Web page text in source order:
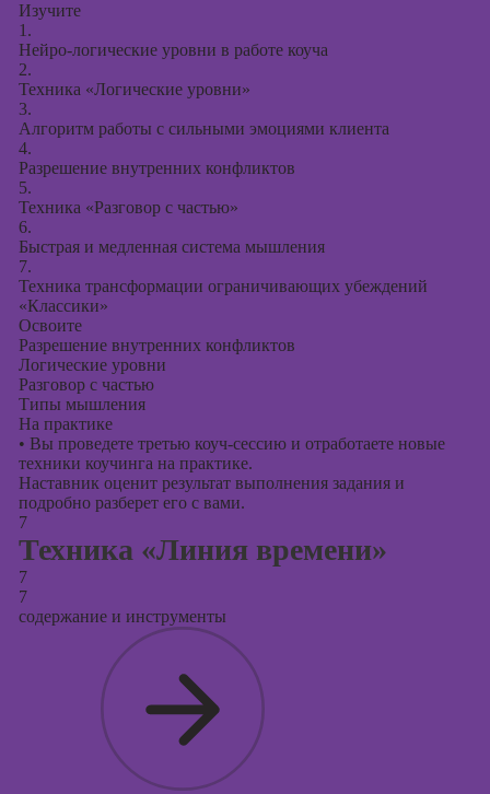
Изучите
1.
Нейро-логические уровни в работе коуча
2.
Техника «Логические уровни»
3.
Алгоритм работы с сильными эмоциями клиента
4.
Разрешение внутренних конфликтов
5.
Техника «Разговор с частью»
6.
Быстрая и медленная система мышления
7.
Техника трансформации ограничивающих убеждений
«Классики»
Освоите
Разрешение внутренних конфликтов
Логические уровни
Разговор с частью
Типы мышления
На практике
• Вы проведете третью коуч-сессию и отработаете новые
техники коучинга на практике.
Наставник оценит результат выполнения задания и
подробно разберет его с вами.
7
Техника «Линия времени»
7
7
содержание и инструменты